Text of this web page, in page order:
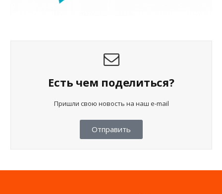
Есть чем поделиться?
Пришли свою новость на наш e-mail
Отправить